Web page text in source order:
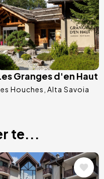
Granges d'en Haut
Houches Alta Savoia
te...